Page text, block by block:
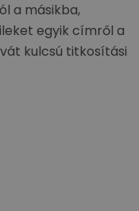
a másikba,
egyik címről a
kulcsú titkosítási